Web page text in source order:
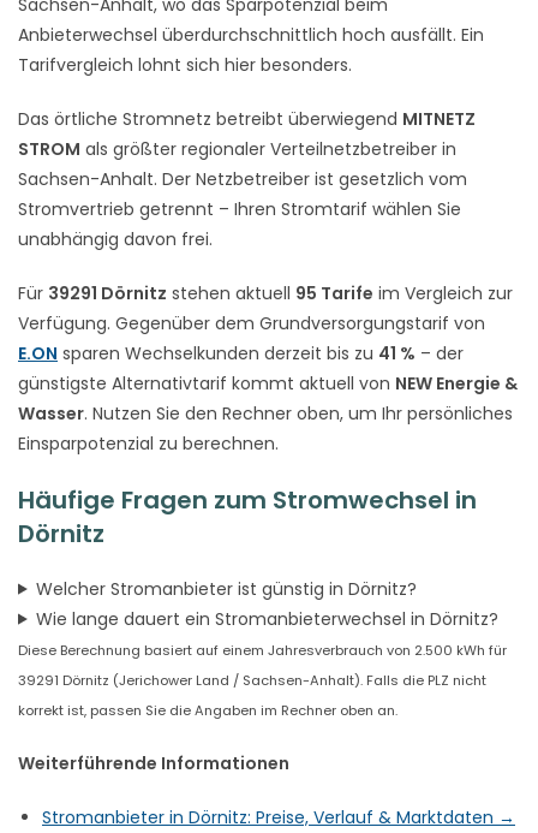
Anbieterwechsel überdurchschnittlich hoch ausfällt. Ein
Tarifvergleich lohnt sich hier besonders.
Das örtliche Stromnetz betreibt überwiegend MITNETZ
STROM als größter regionaler Verteilnetzbetreiber in
Sachsen-Anhalt. Der Netzbetreiber ist gesetzlich vom
Stromvertrieb getrennt – Ihren Stromtarif wählen Sie
unabhängig davon frei.
Für 39291 Dörnitz stehen aktuell 95 Tarife im Vergleich zur
Verfügung. Gegenüber dem Grundversorgungstarif von
E.ON sparen Wechselkunden derzeit bis zu 41 % – der
günstigste Alternativtarif kommt aktuell von NEW Energie &
Wasser. Nutzen Sie den Rechner oben, um Ihr persönliches
Einsparpotenzial zu berechnen.
Häufige Fragen zum Stromwechsel in
Dörnitz
Welcher Stromanbieter ist günstig in Dörnitz?
Wie lange dauert ein Stromanbieterwechsel in Dörnitz?
Diese Berechnung basiert auf einem Jahresverbrauch von 2.500 kWh für
39291 Dörnitz (Jerichower Land / Sachsen-Anhalt). Falls die PLZ nicht
korrekt ist, passen Sie die Angaben im Rechner oben an.
Weiterführende Informationen
Stromanbieter in Dörnitz: Preise, Verlauf & Marktdaten →